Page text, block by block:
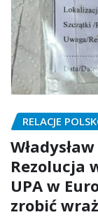
RELACJE
Rezolucja
UPA w
zrobić